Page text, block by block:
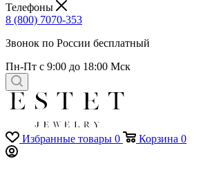
Телефоны
8 (800) 7070-353
Звонок по России бесплатный
Пн-Пт с 9:00 до 18:00 Мск
Избранные товары 0 Корзина 0